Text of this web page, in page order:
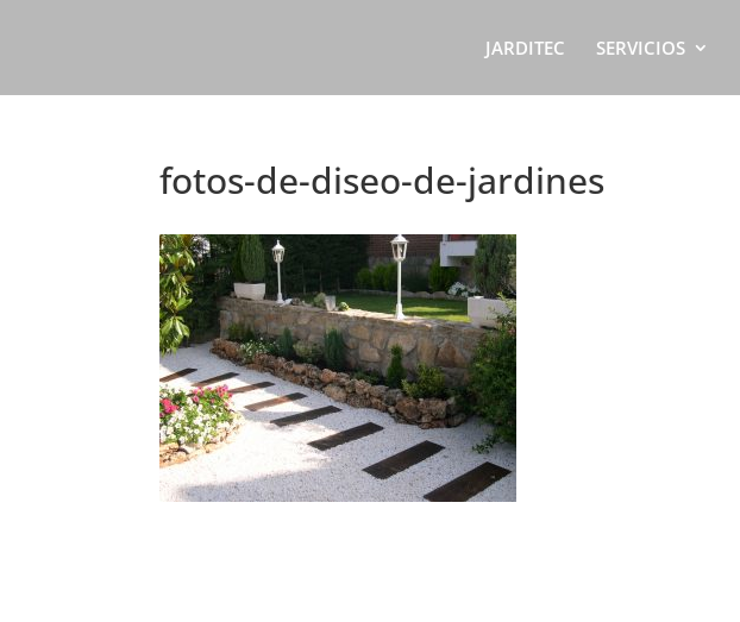
JARDITEC SERVICIOS
fotos-de-diseo-de-jardines